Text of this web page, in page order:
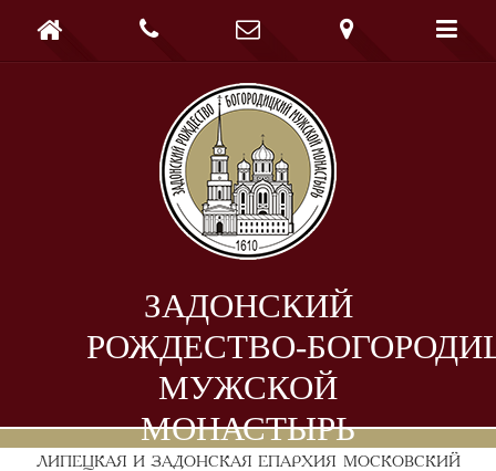
ЗАДОНСКИЙ
РОЖДЕСТВО-
МУЖСКОЙ
МОНАСТЫРЬ
ЛИПЕЦКАЯ И ЗАДОНСКАЯ ЕПАРХИЯ МОСКОВСКИЙ
    